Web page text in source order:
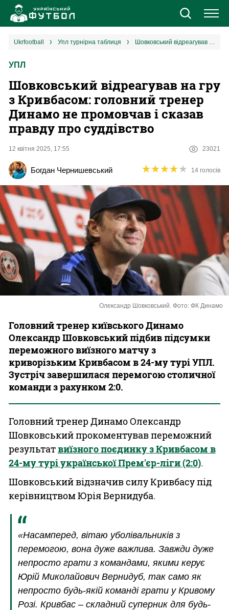
Новини
Єврокубки
УПЛ
2 ліга
Різне
Букмекери
Казино
ukrfootball упл турнірна таблиця Шовковський відреагував на гру з Кривбасом: головний тренер Динамо не промовчав і сказав правду про суддівство
УПЛ
Шовковський відреагував на гру
з Кривбасом: головний тренер
Динамо не промовчав і сказав
правду про суддівство
12 квітня 2025, 17:55 23021
Богдан Чернишевський ★★★★★
★★★★★ 14 голосів
Олександр Шовковський. Фото: ФК Динамо
Головний тренер київського Динамо
Олександр Шовковський підбив підсумки
переможного виїзного матчу з
криворізьким Кривбасом в 24-му турі УПЛ.
Зустріч завершилася перемогою столичної
команди з рахунком 2:0.
Головний тренер Динамо Олександр
Шовковський прокоментував переможний
результатвиїзного поєдинку з Кривбасом в
24-му турі української Прем'єр-ліги (2:0).
Шовковський відзначив силу Кривбасу під
керівництвом Юрія Вернидуба.
«Насамперед, вітаю уболівальників з
перемогою, вона дуже важлива. Завжди дуже
непросто грати з командами, якими керує
Юрій Миколайович Вернидуб, так само як
непросто будь-якій команді грати у Кривому
Розі. Кривбас – складний суперник для будь-